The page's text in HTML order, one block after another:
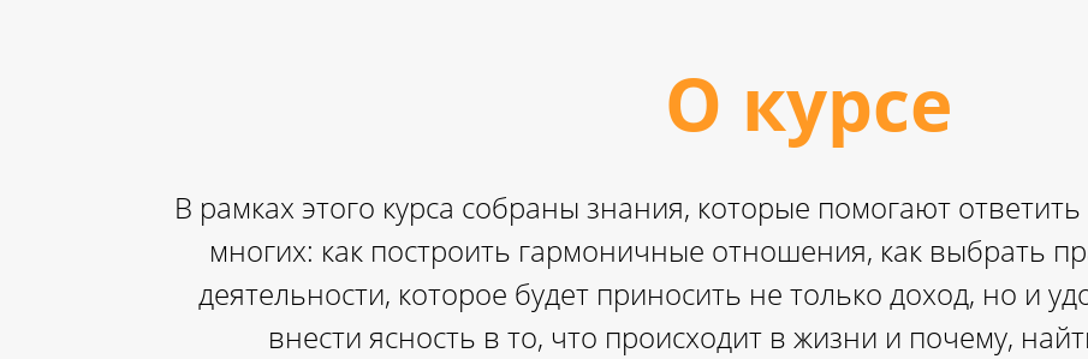
О курсе
В рамках этого курса собраны знания, которые помогают
многих: как построить гармоничные отношения, как выбрать
деятельности, которое будет приносить не только доход, но и
внести ясность в то, что происходит в жизни и почему,